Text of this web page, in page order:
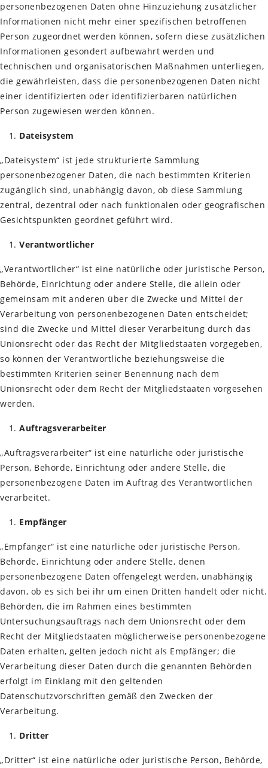
personenbezogenen Daten ohne Hinzuziehung zusätzlicher
Informationen nicht mehr einer spezifischen betroffenen
Person zugeordnet werden können, sofern diese zusätzlichen
Informationen gesondert aufbewahrt werden und
technischen und organisatorischen Maßnahmen unterliegen,
die gewährleisten, dass die personenbezogenen Daten nicht
einer identifizierten oder identifizierbaren natürlichen
Person zugewiesen werden können.
Dateisystem
„Dateisystem“ ist jede strukturierte Sammlung
personenbezogener Daten, die nach bestimmten Kriterien
zugänglich sind, unabhängig davon, ob diese Sammlung
zentral, dezentral oder nach funktionalen oder geografischen
Gesichtspunkten geordnet geführt wird.
Verantwortlicher
„Verantwortlicher“ ist eine natürliche oder juristische Person,
Behörde, Einrichtung oder andere Stelle, die allein oder
gemeinsam mit anderen über die Zwecke und Mittel der
Verarbeitung von personenbezogenen Daten entscheidet;
sind die Zwecke und Mittel dieser Verarbeitung durch das
Unionsrecht oder das Recht der Mitgliedstaaten vorgegeben,
so können der Verantwortliche beziehungsweise die
bestimmten Kriterien seiner Benennung nach dem
Unionsrecht oder dem Recht der Mitgliedstaaten vorgesehen
werden.
Auftragsverarbeiter
„Auftragsverarbeiter“ ist eine natürliche oder juristische
Person, Behörde, Einrichtung oder andere Stelle, die
personenbezogene Daten im Auftrag des Verantwortlichen
verarbeitet.
Empfänger
„Empfänger“ ist eine natürliche oder juristische Person,
Behörde, Einrichtung oder andere Stelle, denen
personenbezogene Daten offengelegt werden, unabhängig
davon, ob es sich bei ihr um einen Dritten handelt oder nicht.
Behörden, die im Rahmen eines bestimmten
Untersuchungsauftrags nach dem Unionsrecht oder dem
Recht der Mitgliedstaaten möglicherweise personenbezogene
Daten erhalten, gelten jedoch nicht als Empfänger; die
Verarbeitung dieser Daten durch die genannten Behörden
erfolgt im Einklang mit den geltenden
Datenschutzvorschriften gemäß den Zwecken der
Verarbeitung.
Dritter
„Dritter“ ist eine natürliche oder juristische Person, Behörde,